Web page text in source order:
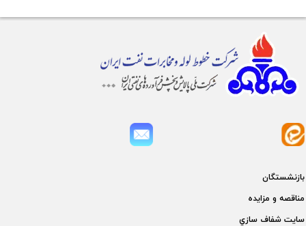
بازنشستگان
مناقصه و مزايده
سايت شفاف سازي